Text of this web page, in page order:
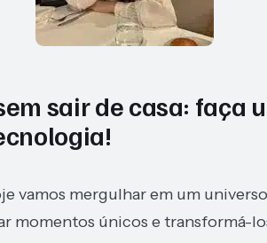
sair de casa: faça
vamos mergulhar em um
momentos únicos e transformá-